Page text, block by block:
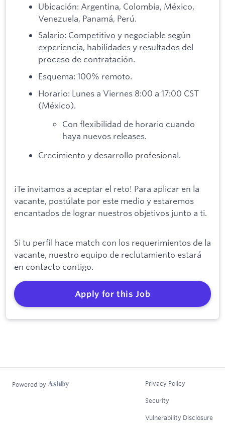
Ubicación: Argentina, Colombia, México,
Venezuela, Panamá, Perú.
Salario: Competitivo y negociable según
experiencia, habilidades y resultados del
proceso de contratación.
Esquema: 100% remoto.
Horario: Lunes a Viernes 8:00 a 17:00 CST
(México).
Con flexibilidad de horario cuando
haya nuevos releases.
Crecimiento y desarrollo profesional.
¡Te invitamos a aceptar el reto! Para aplicar en la
vacante, postúlate por este medio y estaremos
encantados de lograr nuestros objetivos junto a ti.
Si tu perfil hace match con los requerimientos de la
vacante, nuestro equipo de reclutamiento estará
en contacto contigo.
Apply for this Job
Powered by Privacy Policy
Security
Vulnerability Disclosure